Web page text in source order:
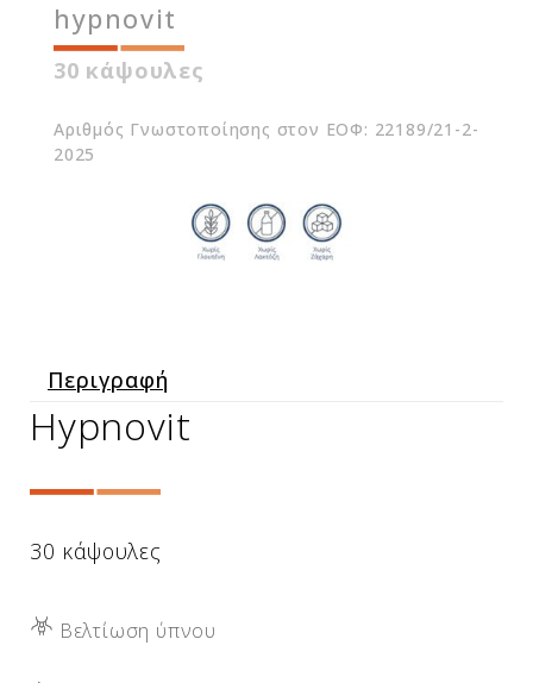
hypnovit
30 κάψουλες
Αριθμός Γνωστοποίησης στον ΕΟΦ: 22189/21-2-
2025
Περιγραφή
Hypnovit
30 κάψουλες
Βελτίωση ύπνου